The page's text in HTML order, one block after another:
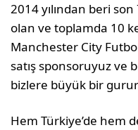
2014 yılından beri
olan ve toplamda 10
Manchester City
satış sponsoruyuz ve
bizlere büyük bir
Hem Türkiye’de hem